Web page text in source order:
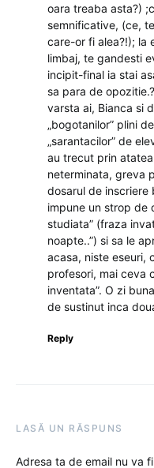
oara treaba asta?)
semnificative, (ce,
care-or fi alea?!); la
limbaj, te gandesti
incipit-final ia stai
sa para de
varsta ai, Bianca si
„bogotanilor” plini
„sarantacilor” de
au trecut prin
neterminata, greva
dosarul de
impune un strop de
studiata” (fraza
noapte..”) si sa le
acasa, niste eseuri,
profesori, mai ceva
inventata”. O zi
de sustinut inca
Reply
LASĂ UN RĂSPUNS
Adresa ta de email nu va